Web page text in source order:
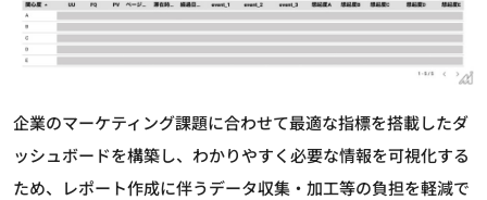
企業のマーケティング課題に合わせて最適な指標を搭載したダ
ッシュボードを構築し、わかりやすく必要な情報を可視化する
ため、レポート作成に伴うデータ収集・加工等の負担を軽減で